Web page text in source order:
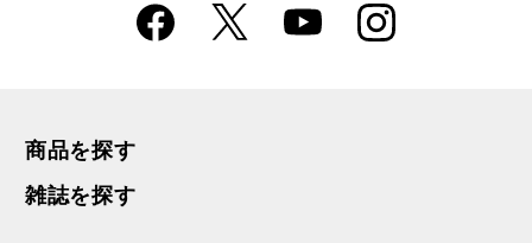
Faceboo
k
X YouTube Instagra
m
商品を探す
雑誌を探す